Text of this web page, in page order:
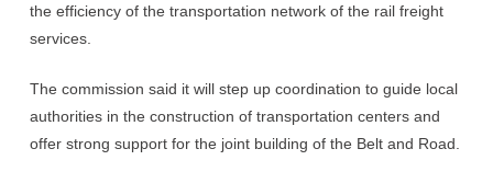
the efficiency of the transportation network of the rail freight
services.
The commission said it will step up coordination to guide local
authorities in the construction of transportation centers and
offer strong support for the joint building of the Belt and Road.